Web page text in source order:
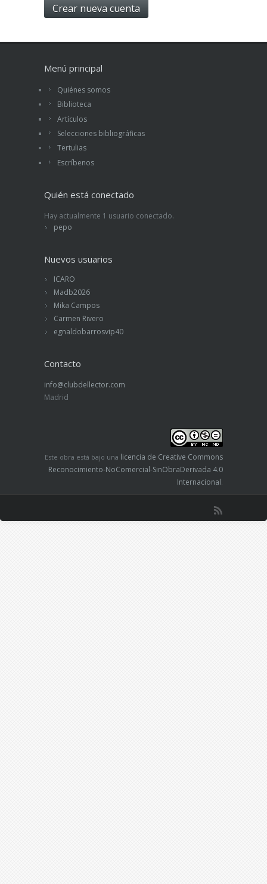
Menú principal
Quiénes somos
Biblioteca
Artículos
Selecciones bibliográficas
Tertulias
Escríbenos
Quién está conectado
Hay actualmente 1 usuario conectado.
pepo
Nuevos usuarios
ICARO
Madb2026
Mika Campos
Carmen Rivero
egnaldobarrosvip40
Contacto
info@clubdellector.com
Madrid
Este obra está bajo una licencia de Creative Commons
Reconocimiento-NoComercial-SinObraDerivada 4.0
Internacional